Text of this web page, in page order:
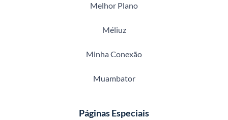
Melhor Plano
Méliuz
Minha Conexão
Muambator
Páginas Especiais